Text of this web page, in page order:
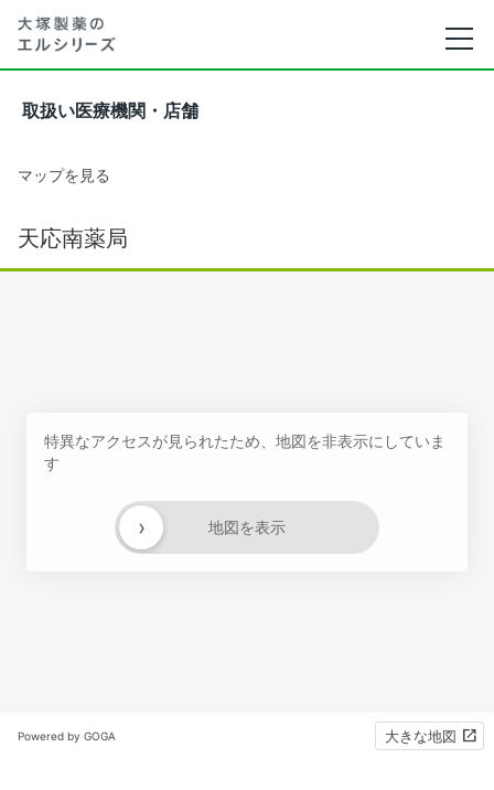
取扱い医療機関・店舗
マップを見る
天応南薬局
特異なアクセスが見られたため、地図を非表示にしていま
す
地図を表示
›
Powered by GOGA 大きな地図